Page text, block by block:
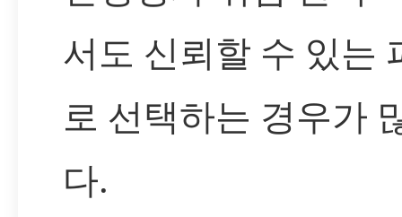
서도 신뢰할 수 있는
로 선택하는 경우가
다.